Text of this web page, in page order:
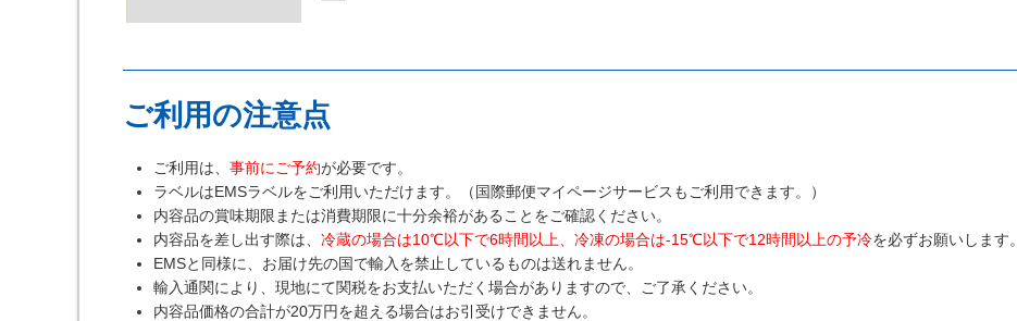
ご利用の注意点
ご利用は、 事前にご予約が必要です。
ラベルはEMSラベルをご利用いただけます。（国際郵便マイページサービスもご利用できます。）
内容品の賞味期限または消費期限に十分余裕があることをご確認ください。
内容品を差し出す際は、 冷蔵の場合は10℃以下で6時間以上、冷凍の場合は-15℃以下で12時間以上の予冷を必ずお願いします。
EMSと同様に、お届け先の国で輸入を禁止しているものは送れません。
輸入通関により、現地にて関税をお支払いただく場合がありますので、ご了承ください。
内容品価格の合計が20万円を超える場合はお引受けできません。